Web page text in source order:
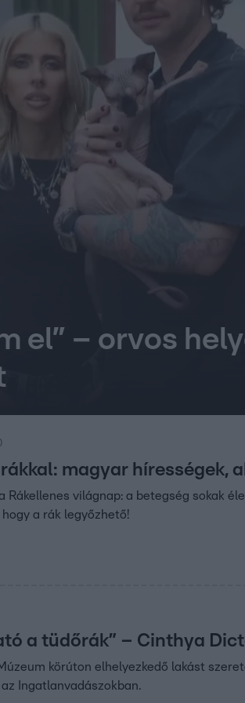
el” – orvos
rákkal: magyar hírességek,
Rákellenes világnap: a betegség sokak
a rák legyőzhető!
a tüdőrák” – Cinthya
körúton elhelyezkedő lakást
Ingatlanvadászokban.